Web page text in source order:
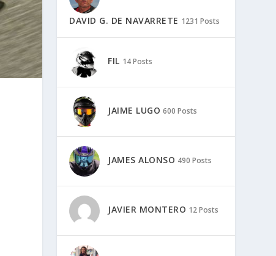
DAVID G. DE NAVARRETE 1231 Posts
FIL 14 Posts
JAIME LUGO 600 Posts
JAMES ALONSO 490 Posts
JAVIER MONTERO 12 Posts